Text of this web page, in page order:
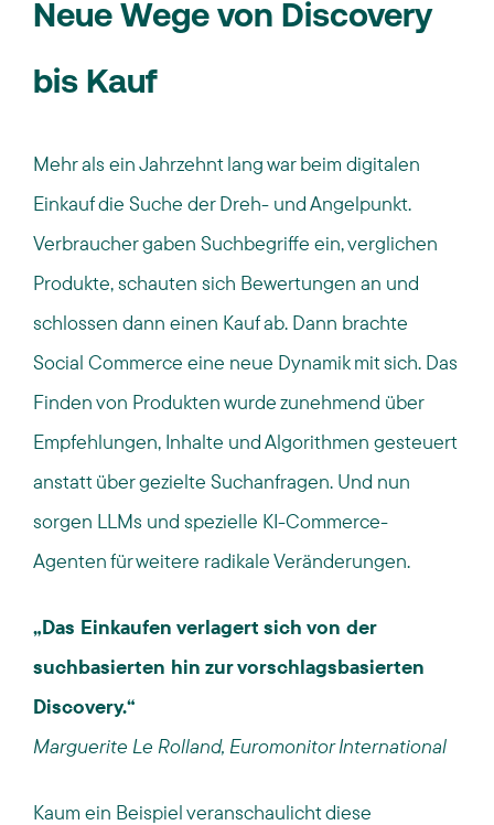
Neue Wege von Discovery
bis Kauf
Mehr als ein Jahrzehnt lang war beim digitalen
Einkauf die Suche der Dreh- und Angelpunkt.
Verbraucher gaben Suchbegriffe ein, verglichen
Produkte, schauten sich Bewertungen an und
schlossen dann einen Kauf ab. Dann brachte
Social Commerce eine neue Dynamik mit sich. Das
Finden von Produkten wurde zunehmend über
Empfehlungen, Inhalte und Algorithmen gesteuert
anstatt über gezielte Suchanfragen. Und nun
sorgen LLMs und spezielle KI-Commerce-
Agenten für weitere radikale Veränderungen.
„Das Einkaufen verlagert sich von der
suchbasierten hin zur vorschlagsbasierten
Discovery.“
Marguerite Le Rolland, Euromonitor International
Kaum ein Beispiel veranschaulicht diese